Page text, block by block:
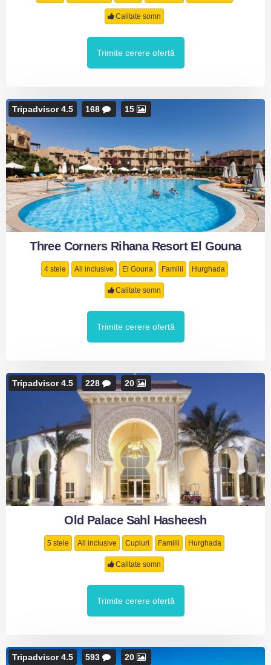
Calitate somn
Trimite cerere ofertă
Tripadvisor 4.5 168 15
Three Corners Rihana Resort El Gouna
4 stele All inclusive El Gouna Familii Hurghada
Calitate somn
Trimite cerere ofertă
Tripadvisor 4.5 228 20
Old Palace Sahl Hasheesh
5 stele All inclusive Cupluri Familii Hurghada
Calitate somn
Trimite cerere ofertă
Tripadvisor 4.5 593 20